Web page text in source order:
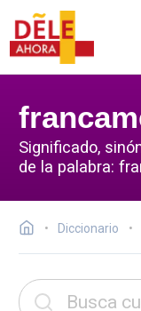
Significado,
de la palabra:
Diccionario